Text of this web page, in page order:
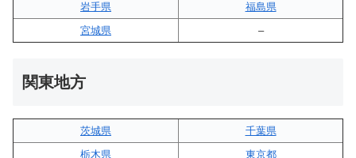
岩手県
福島県
宮城県
–
関東地方
茨城県
千葉県
栃木県
東京都